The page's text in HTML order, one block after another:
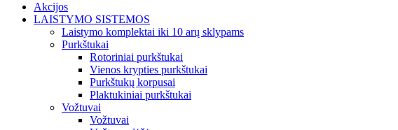
Akcijos
LAISTYMO SISTEMOS
Laistymo komplektai iki 10 arų sklypams
Purkštukai
Rotoriniai purkštukai
Vienos krypties purkštukai
Purkštukų korpusai
Plaktukiniai purkštukai
Vožtuvai
Vožtuvai